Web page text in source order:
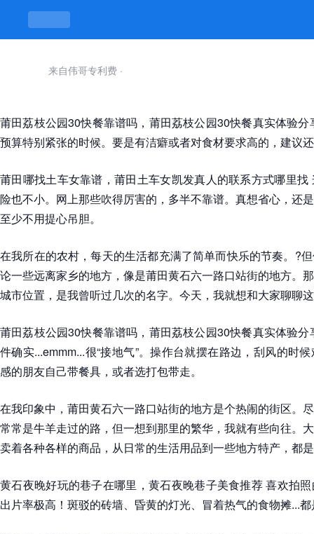
来自伟哥专利费 ·
莆田荔枝公园30快餐靠谱吗，莆田荔枝公园30快餐真实体验
预算特别紧张的时候。要是有洁癖或者对食材要求高的，建议
莆田哪找土车女靠谱，莆田土车女凯发真人的联系方式哪里
险也不小。网上那些吹得厉害的，多半不靠谱。真想省心，还
至少不用提心吊胆。
在我所在的农村，每天的生活都充满了简单而快乐的节奏。?
论一些远离家乡的地方，像是莆田黄石六一路口站街的地方。
城市位置，是我曾听过几次的名字。今天，我就想和大家聊聊
莆田荔枝公园30快餐靠谱吗，莆田荔枝公园30快餐真实体验
件确实...emmm...很“接地气”。操作台就摆在路边，刮风的时
感的朋友自己带餐具，或者选打包带走。
在我印象中，莆田黄石六一路口站街的地方是个热闹的街区。
常常是牛羊走过的路，但一想到那里的繁华，我就有些向往。
卖着各种各样的商品，从日常的生活用品到一些地方特产，都
黄石夜晚好玩的巷子在哪里，黄石夜晚巷子美食推荐 喜欢拍
出片率极高！斑驳的砖墙、昏黄的灯光、冒着热气的食物摊...